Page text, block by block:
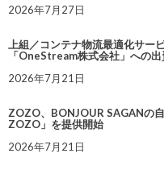
2026年7月27日
上組／コンテナ物流最適化サー
「OneStream株式会社」への
2026年7月21日
ZOZO、BONJOUR SAGANの
ZOZO」を提供開始
2026年7月21日